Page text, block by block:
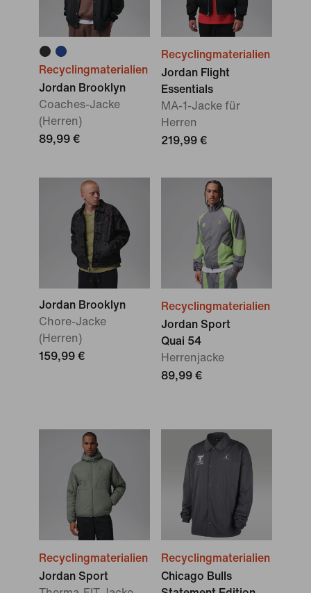
Recyclingmaterialien
Jordan Brooklyn
Coaches-Jacke
(Herren)
89,99 €
Recyclingmaterialien
Jordan Flight
Essentials
MA-1-Jacke für
Herren
219,99 €
Jordan Brooklyn
Chore-Jacke
(Herren)
159,99 €
Recyclingmaterialien
Jordan Sport
Quai 54
Herrenjacke
89,99 €
Recyclingmaterialien
Jordan Sport
Recyclingmaterialien
Chicago Bulls